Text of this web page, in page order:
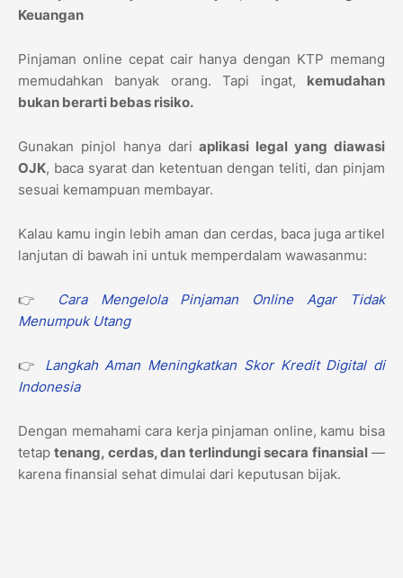
Keuangan
Pinjaman online cepat cair hanya dengan KTP memang
memudahkan banyak orang. Tapi ingat, kemudahan
bukan berarti bebas risiko.
Gunakan pinjol hanya dariaplikasi legal yang diawasi
OJK, baca syarat dan ketentuan dengan teliti, dan pinjam
sesuai kemampuan membayar.
Kalau kamu ingin lebih aman dan cerdas, baca juga artikel
lanjutan di bawah ini untuk memperdalam wawasanmu:
👉
Cara Mengelola Pinjaman Online Agar Tidak
Menumpuk Utang
👉 Langkah Aman Meningkatkan Skor Kredit Digital di
Indonesia
Dengan memahami cara kerja pinjaman online, kamu bisa
tetaptenang, cerdas, dan terlindungi secara finansial—
karena finansial sehat dimulai dari keputusan bijak.